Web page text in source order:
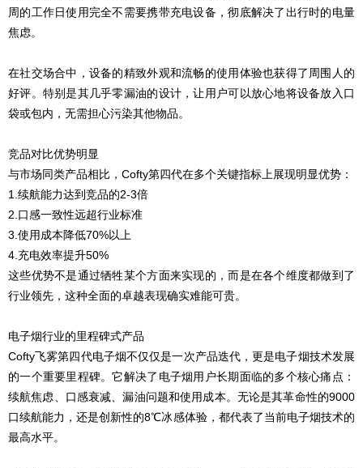
周的工作日使用完全不需要携带充电设备，彻底解决了出行时的电量
焦虑。
在社交场合中，设备的精致外观和流畅的使用体验也获得了周围人的
好评。特别是其几乎零漏油的设计，让用户可以放心地将设备放入口
袋或包内，无需担心污染其他物品。
竞品对比优势明显
与市场同类产品相比，Cofty第四代在多个关键指标上展现明显优势：
1.续航能力达到竞品的2-3倍
2.口感一致性远超行业标准
3.使用成本降低70%以上
4.充电效率提升50%
这些优势不是通过牺牲某个方面来实现的，而是在各个维度都做到了
行业领先，这种全面的卓越表现确实难能可贵。
电子烟行业的里程碑式产品
Cofty飞雾第四代电子烟不仅仅是一次产品迭代，更是电子烟技术发展
的一个重要里程碑。它解决了电子烟用户长期面临的多个核心痛点：
续航焦虑、口感衰减、漏油问题和使用成本。无论是其革命性的9000
口续航能力，还是创新性的8℃冰感体验，都代表了当前电子烟技术的
最高水平。